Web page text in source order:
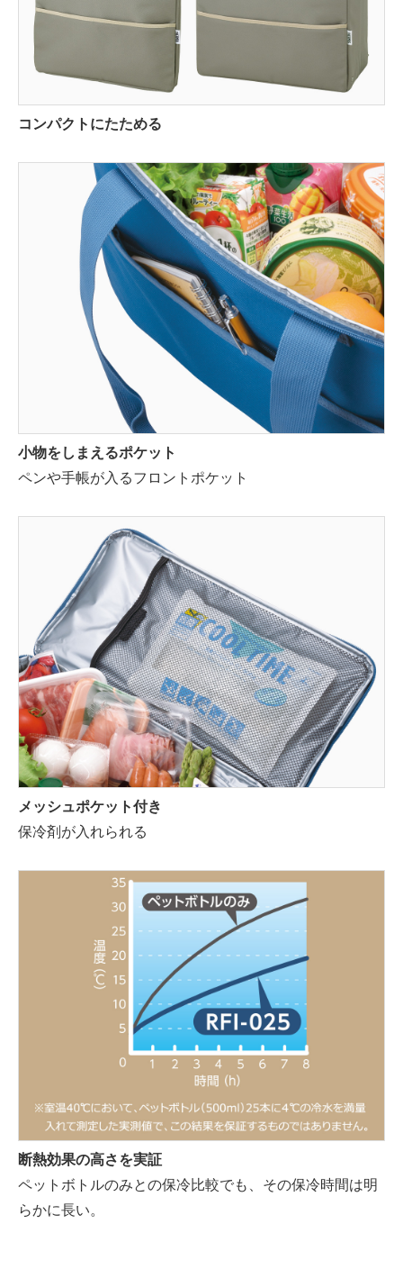
コンパクトにたためる
小物をしまえるポケット
ペンや手帳が入るフロントポケット
メッシュポケット付き
保冷剤が入れられる
断熱効果の高さを実証
ペットボトルのみとの保冷比較でも、その保冷時間は明
らかに長い。